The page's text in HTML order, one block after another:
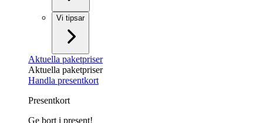
Vi tipsar
Aktuella paketpriser
Aktuella paketpriser
Handla presentkort
Presentkort
Ge bort i present!